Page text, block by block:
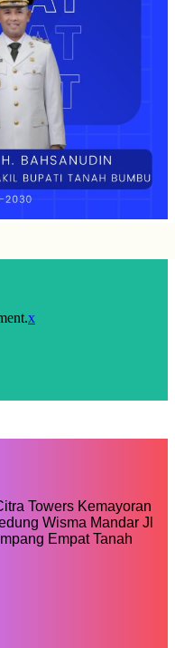
x
Towers Kemayoran
Wisma Mandar Jl
Empat Tanah